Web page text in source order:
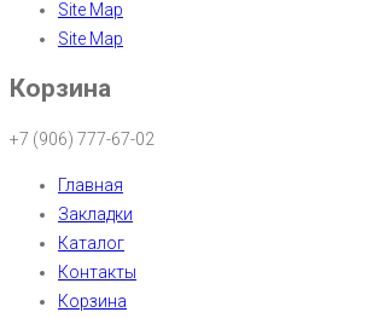
Site Map
Site Map
Корзина
+7 (906) 777-67-02
Главная
Закладки
Каталог
Контакты
Корзина